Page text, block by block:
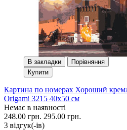
В закладки
Порівняння
Купити
Картина по номерах Хороший
Origami 3215 40x50 см
Немає в наявності
248.00 грн. 295.00 грн.
3 вiдгук(-iв)